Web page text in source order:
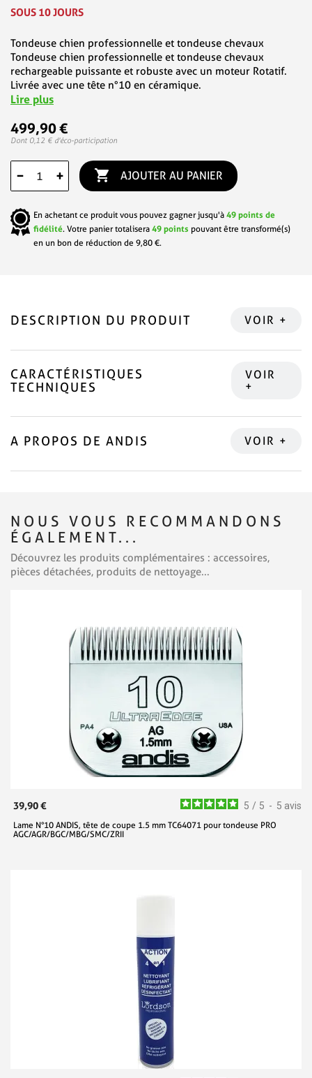
SOUS 10 JOURS
Tondeuse chien professionnelle et tondeuse chevaux
Tondeuse chien professionnelle et tondeuse chevaux
rechargeable puissante et robuste avec un moteur Rotatif.
Livrée avec une tête n°10 en céramique.
Lire plus
499,90 €
Dont 0,12 € d'éco-participation
− +  AJOUTER AU PANIER
En achetant ce produit vous pouvez gagner jusqu'à 49 points de
fidélité. Votre panier totalisera 49 points pouvant être transformé(s)
en un bon de réduction de 9,80 €.
DESCRIPTION DU PRODUIT
CARACTÉRISTIQUES
TECHNIQUES
A PROPOS DE ANDIS
NOUS VOUS RECOMMANDONS
ÉGALEMENT...
Découvrez les produits complémentaires : accessoires,
pièces détachées, produits de nettoyage...
5 / 5 - 5 avis
39,90 €
Lame N°10 ANDIS, tête de coupe 1.5 mm TC64071 pour tondeuse PRO
AGC/AGR/BGC/MBG/SMC/ZRII